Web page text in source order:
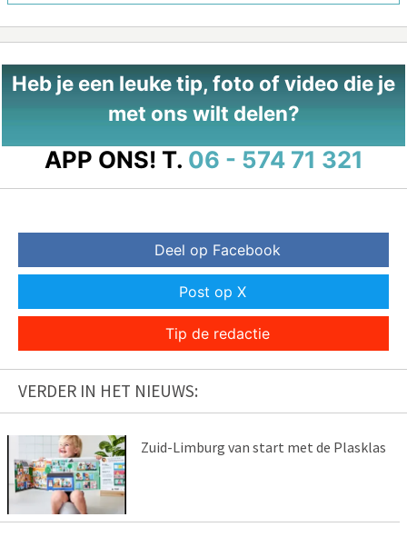
Heb je een leuke tip, foto of video die je
met ons wilt delen?
APP ONS! T. 06 - 574 71 321
Deel op Facebook
Post op X
Tip de redactie
VERDER IN HET NIEUWS:
Zuid-Limburg van start met de Plasklas